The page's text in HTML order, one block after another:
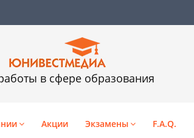
в сфере образования
Акции Экзамены F.A.Q.